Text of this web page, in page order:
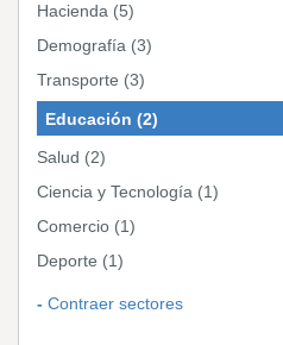
Hacienda (5)
Demografía (3)
Transporte (3)
Educación (2)
Salud (2)
Ciencia y Tecnología (1)
Comercio (1)
Deporte (1)
Contraer sectores